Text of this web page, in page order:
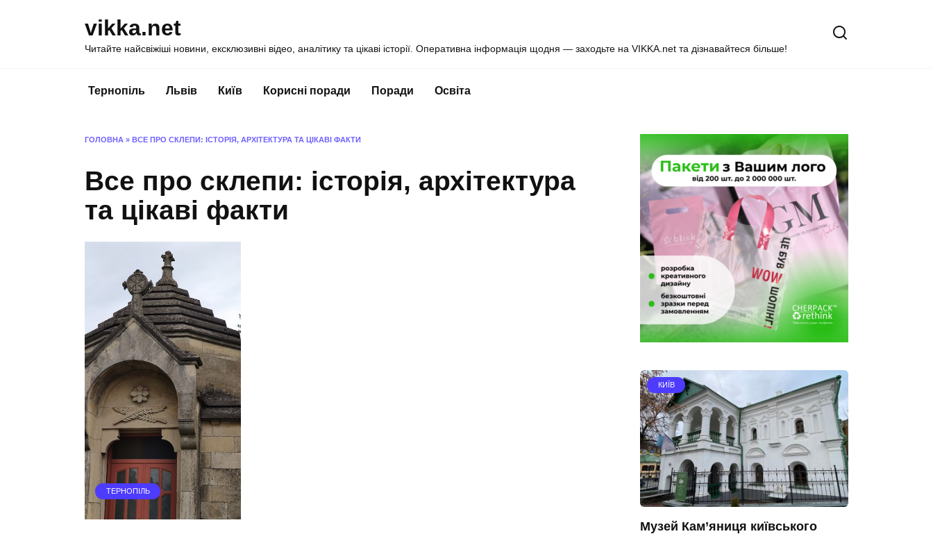
vikka.net
Читайте найсвіжіші новини, ексклюзивні відео, аналітику та цікаві історії. Оперативна інформація щодня — заходьте на VIKKA.net та дізнавайтеся більше!
Тернопіль Львів Київ Корисні поради Поради Освіта
ГОЛОВНА » ВСЕ ПРО СКЛЕПИ: ІСТОРІЯ, АРХІТЕКТУРА ТА ЦІКАВІ ФАКТИ
Все про склепи: історія, архітектура
та цікаві факти
ТЕРНОПІЛЬ
КИЇВ
Музей Кам’яниця київського